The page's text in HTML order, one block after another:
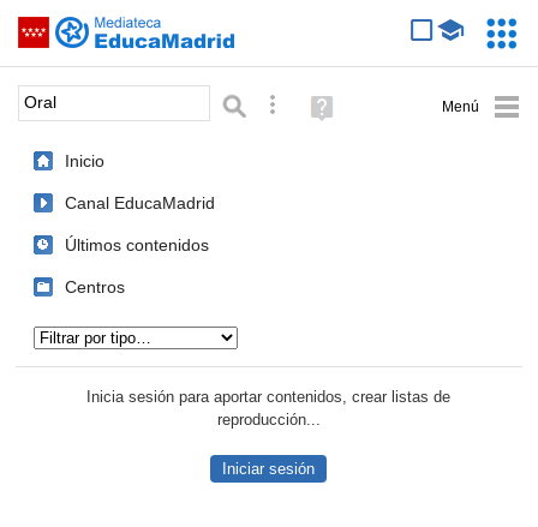
Saltar navegación
Palabra o frase: Búsqueda avanzada
Ayuda
(en
Inicio
Canal EducaMadrid
Últimos contenidos
Centros
Inicia sesión para aportar contenidos, crear listas de
reproducción...
Iniciar sesión